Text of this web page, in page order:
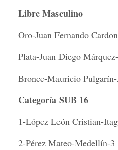
Libre Masculino
Oro-Juan Fernando
Plata-Juan Diego
Bronce-Mauricio
Categoría SUB 16
1-López León Cristian-
2-Pérez Mateo-Medellín-3